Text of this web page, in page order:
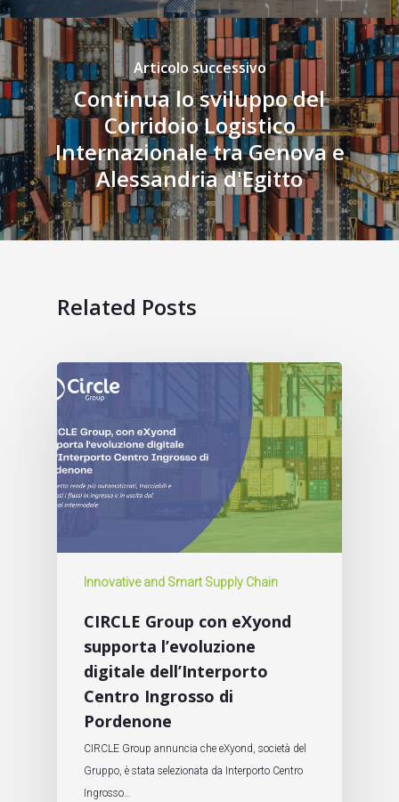
Articolo successivo
Continua lo sviluppo del
Corridoio Logistico
Internazionale tra Genova e
Alessandria d'Egitto
Related Posts
Innovative and Smart Supply Chain
CIRCLE Group con eXyond
supporta l’evoluzione
digitale dell’Interporto
Centro Ingrosso di
Pordenone
CIRCLE Group annuncia che eXyond, società del
Gruppo, è stata selezionata da Interporto Centro
Ingrosso…